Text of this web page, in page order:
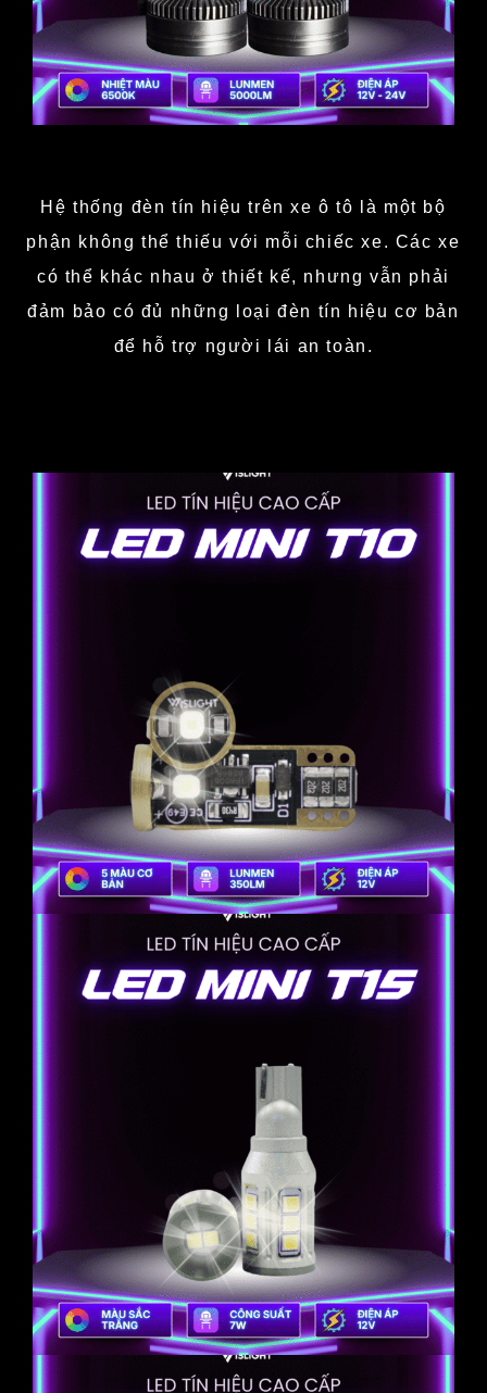
Hệ thống đèn tín hiệu trên xe ô tô là một bộ
phận không thể thiếu với mỗi chiếc xe. Các xe
có thể khác nhau ở thiết kế, nhưng vẫn phải
đảm bảo có đủ những loại đèn tín hiệu cơ bản
để hỗ trợ người lái an toàn.